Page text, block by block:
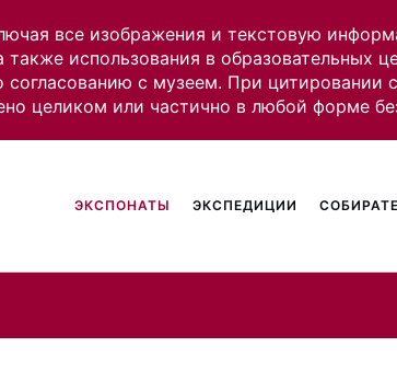
все изображения и текстовую
также использования в образовательных
согласованию с музеем. При цитировании
целиком или частично в любой форме
ЭКСПОНАТЫ ЭКСПЕДИЦИИ